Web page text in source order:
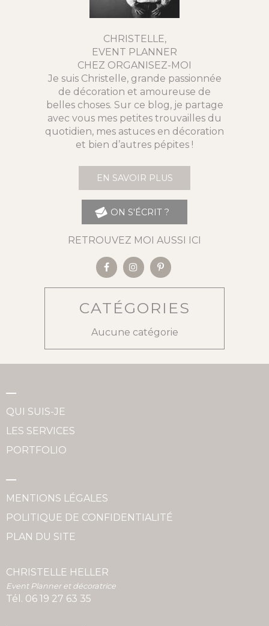
CHRISTELLE,
EVENT PLANNER
CHEZ ORGANISEZ-MOI
Je suis Christelle, grande passionnée
de décoration et amoureuse de
belles choses. Sur ce blog, je partage
avec vous mes petites trouvailles du
quotidien, mes astuces en décoration
et bien d’autres pépites !
EN SAVOIR PLUS
ON S'ÉCRIT ?
RETROUVEZ MOI AUSSI ICI
CATÉGORIES
Aucune catégorie
QUI SUIS-JE
LES SERVICES
PORTFOLIO
MENTIONS LÉGALES
POLITIQUE DE CONFIDENTIALITÉ
PLAN DU SITE
CHRISTELLE HELLER
Event Planner et décoratrice
Tél. 06 19 27 63 35